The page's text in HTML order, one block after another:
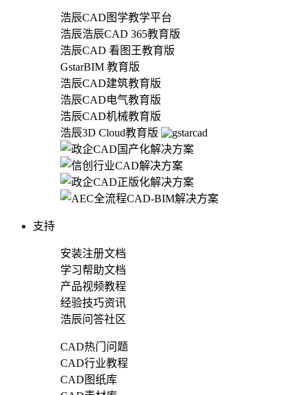
浩辰CAD图学教学平台
浩辰浩辰CAD 365教育版
浩辰CAD 看图王教育版
GstarBIM 教育版
浩辰CAD建筑教育版
浩辰CAD电气教育版
浩辰CAD机械教育版
浩辰3D Cloud教育版
支持
安装注册文档
学习帮助文档
产品视频教程
经验技巧资讯
浩辰问答社区
CAD热门问题
CAD行业教程
CAD图纸库